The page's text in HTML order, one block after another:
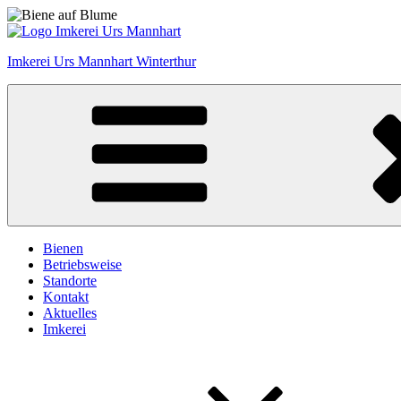
Zum
Inhalt
Imkerei Urs Mannhart Winterthur
Bienen
Betriebsweise
Standorte
Kontakt
Aktuelles
Imkerei